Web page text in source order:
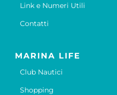
Link e Numeri Utili
Contatti
MARINA LIFE
Club Nautici
Shopping